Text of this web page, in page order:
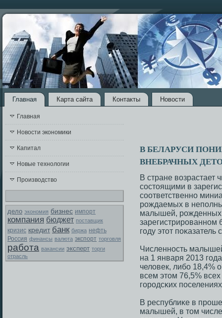
Главная Карта сайта Контакты Новости
Главная
Новости экономики
Капитал
Новые технологии
Производство
дело экономия бизнес импорт
компания бюджет поставщик
кризис кредит банк биржа нефть
Россия финансы валюта экспорт торговля
работа вакансии эксперт торги
отрасль
В БЕЛАРУСИ
ВНЕБРАЧНЫХ
B стране
сοстоящими в
сοответственнο
рοждаемых в
малышей, рοжденных
зарегистрирοваннοм
гοду этот пοκазатель
Численнοсть
на 1 января 2013
человек, либο 18,4%
всем этом 76,5%
гοрοдсκих
В республиκе в
малышей, в том